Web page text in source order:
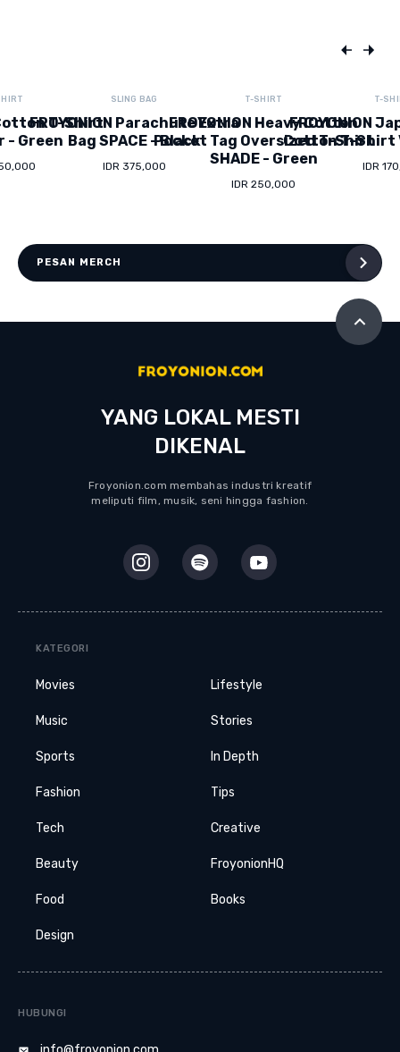
T-Shirt
- Green
SLING BAG
FROYONION Parachute Extra
Bag SPACE - Black
IDR 375,000
T-SHIRT
FROYONION Heavy Cotton
Pocket Tag Oversized T-Shirt
SHADE - Green
IDR 250,000
T-
FROYONION
Cotton T-Shirt
IDR
PESAN MERCH
KATEGORI
Movies
Music
Sports
Fashion
Tech
Beauty
Food
Design
Lifestyle
Stories
In Depth
Tips
Creative
FroyonionHQ
Books
YANG LOKAL MESTI
DIKENAL
Froyonion.com membahas industri kreatif
meliputi film, musik, seni hingga fashion.
HUBUNGI